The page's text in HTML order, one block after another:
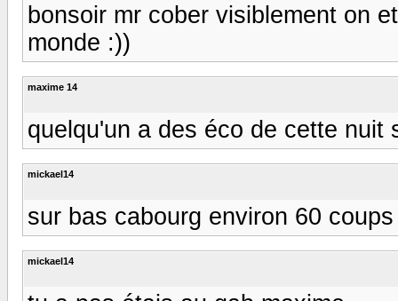
bonsoir mr cober visiblement on
monde :))
maxime 14
quelqu'un a des éco de cette nuit
mickael14
sur bas cabourg environ 60 coups
mickael14